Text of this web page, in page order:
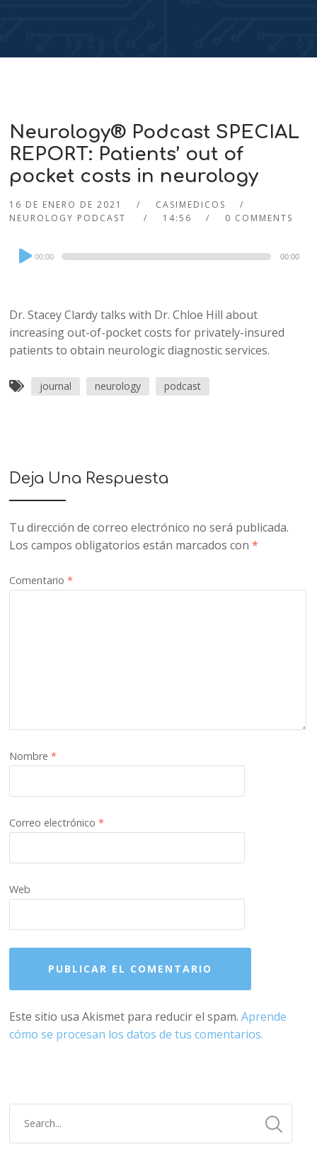
Neurology® Podcast SPECIAL
REPORT: Patients’ out of
pocket costs in neurology
16 DE ENERO DE 2021
CASIMEDICOS
NEUROLOGY PODCAST
14:56 0 COMMENTS
Audio
Player
00:00 00:00
Dr. Stacey Clardy talks with Dr. Chloe Hill about
increasing out-of-pocket costs for privately-insured
patients to obtain neurologic diagnostic services.
journal neurology podcast
Deja Una Respuesta
Tu dirección de correo electrónico no será publicada.
Los campos obligatorios están marcados con*
Comentario*
Nombre*
Correo electrónico*
Web
Este sitio usa Akismet para reducir el spam.Aprende
cómo se procesan los datos de tus comentarios.